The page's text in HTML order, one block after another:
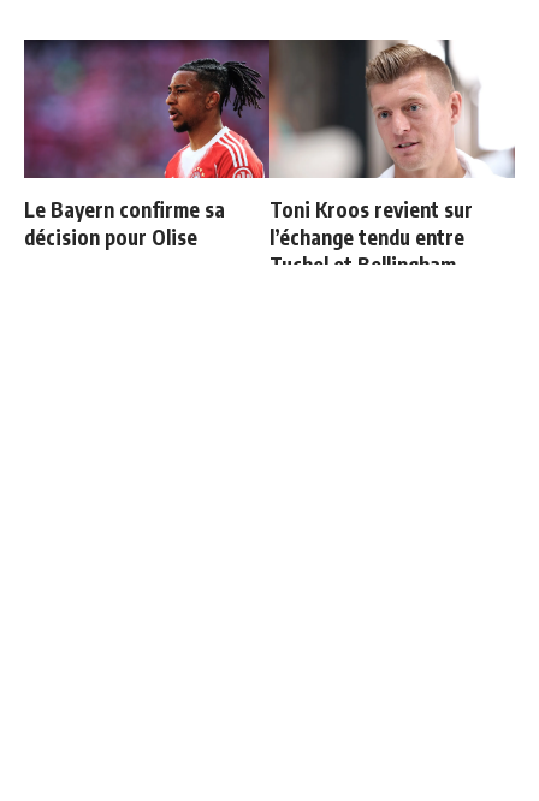
Le Bayern confirme sa
décision pour Olise
Toni Kroos revient sur
l’échange tendu entre
Tuchel et Bellingham